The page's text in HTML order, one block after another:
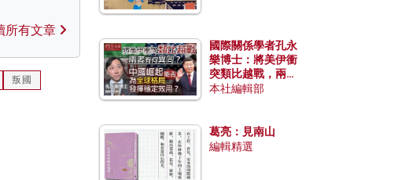
所有文章
叛國
國際關係學者孔永
樂博士：將美伊衝
突類比越戰，兩者
有何異同？中國崛
本社編輯部
葛亮：見南山
編輯精選